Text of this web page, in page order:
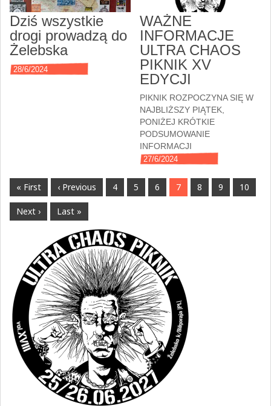
Dziś wszystkie
drogi prowadzą do
Żelebska
28/6/2024
WAŻNE
INFORMACJE
ULTRA CHAOS
PIKNIK XV
EDYCJI
PIKNIK ROZPOCZYNA SIĘ W
NAJBLIŻSZY PIĄTEK,
PONIŻEJ KRÓTKIE
PODSUMOWANIE
INFORMACJI
27/6/2024
« First ‹ Previous 4 5 6 7 8 9 10
Next › Last »